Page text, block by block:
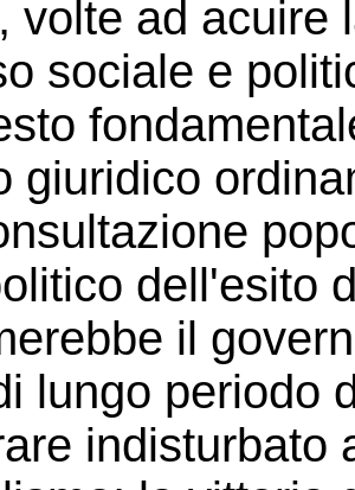
volte ad acuire
sociale e
giuridico
dell'esito
il
lungo periodo
indisturbato